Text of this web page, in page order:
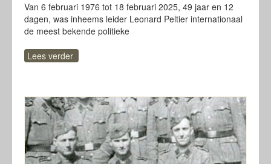
Van 6 februari 1976 tot 18 februari 2025, 49 jaar en 12
dagen, was inheems leider Leonard Peltier internationaal
de meest bekende politieke
Lees verder